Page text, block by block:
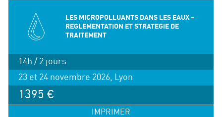
LES MICROPOLLUANTS DANS LES EAUX –
REGLEMENTATION ET STRATEGIE DE
TRAITEMENT
14h / 2 jours
23 et 24 novembre 2026, Lyon
1395 €
IMPRIMER